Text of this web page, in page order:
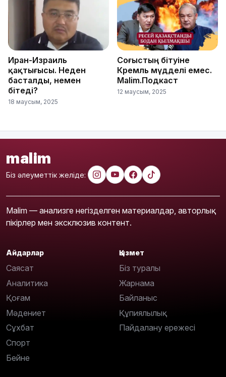
Иран-Израиль
қақтығысы. Неден
басталды, немен
бітеді?
18 маусым, 2025
Соғыстың бітуіне
Кремль мүдделі емес.
Malim.Подкаст
12 маусым, 2025
malim
Біз әлеуметтік желіде:
Malim — анализге негізделген материалдар, авторлық
пікірлер мен эксклюзив контент.
Айдарлар
Саясат
Аналитика
Қоғам
Мәдениет
Сұхбат
Спорт
Бейне
Қызмет
Біз туралы
Жарнама
Байланыс
Құпиялылық
Пайдалану ережесі